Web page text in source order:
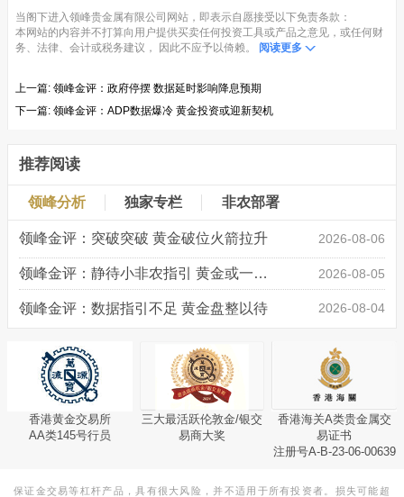
当阁下进入领峰贵金属有限公司网站，即表示自愿接受以下免责条款：
本网站的内容并不打算向用户提供买卖任何投资工具或产品之意见，或任何财
务、法律、会计或税务建议， 因此不应予以倚赖。 阅读更多
上一篇: 领峰金评：政府停摆 数据延时影响降息预期
下一篇: 领峰金评：ADP数据爆冷 黄金投资或迎新契机
推荐阅读
领峰分析 独家专栏 非农部署
领峰金评：突破突破 黄金破位火箭拉升 2026-08-06
领峰金评：静待小非农指引 黄金或一击破局 2026-08-05
领峰金评：数据指引不足 黄金盘整以待 2026-08-04
香港黄金交易所
AA类145号行员
三大最活跃伦敦金/银交
易商大奖
香港海关A类贵金属交
易证书
注册号A-B-23-06-00639
保证金交易等杠杆产品，具有很大风险，并不适用于所有投资者。损失可能超